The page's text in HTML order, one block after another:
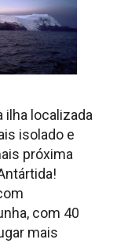
ilha localizada
isolado e
próxima
com 40
mais